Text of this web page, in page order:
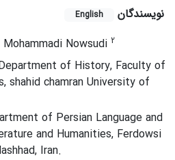
نویسندگان English
Mohammadi Nowsudi 2
of History, Faculty of
shahid chamran University of
of Persian Language and
and Humanities, Ferdowsi
Iran.